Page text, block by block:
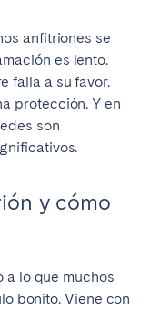
anfitriones se
es lento.
falla a su favor.
protección. Y en
son
y cómo
a lo que muchos
bonito. Viene con